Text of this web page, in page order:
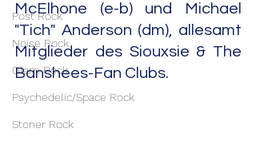
Post Rock
Noise Rock
Glam Rock
Psychedelic/Space Rock
Stoner Rock
McElhone (e-b) und Michael
"Tich" Anderson (dm), allesamt
Mitglieder des Siouxsie & The
Banshees-Fan Clubs.